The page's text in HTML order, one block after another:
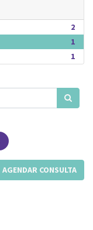
2
1
1
AGENDAR CONSULTA